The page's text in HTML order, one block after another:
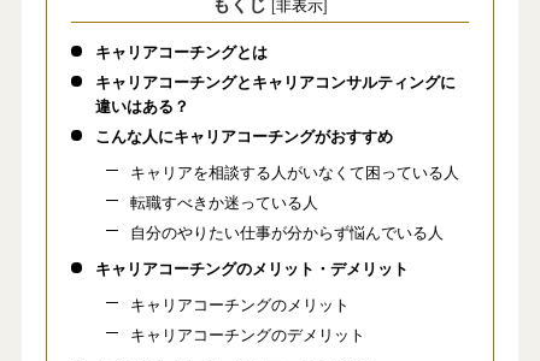
もくじ [非表示]
キャリアコーチングとは
キャリアコーチングとキャリアコンサルティングに
違いはある？
こんな人にキャリアコーチングがおすすめ
キャリアを相談する人がいなくて困っている人
転職すべきか迷っている人
自分のやりたい仕事が分からず悩んでいる人
キャリアコーチングのメリット・デメリット
キャリアコーチングのメリット
キャリアコーチングのデメリット